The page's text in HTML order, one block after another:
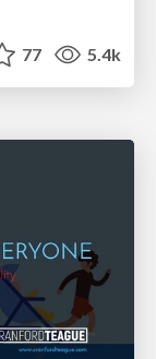
77 5.4k